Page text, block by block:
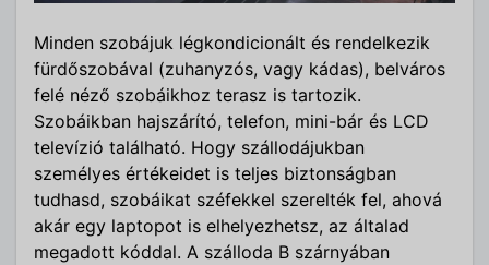
Minden szobájuk légkondicionált és rendelkezik
fürdőszobával (zuhanyzós, vagy kádas), belváros
felé néző szobáikhoz terasz is tartozik.
Szobáikban hajszárító, telefon, mini-bár és LCD
televízió található. Hogy szállodájukban
személyes értékeidet is teljes biztonságban
tudhasd, szobáikat széfekkel szerelték fel, ahová
akár egy laptopot is elhelyezhetsz, az általad
megadott kóddal. A szálloda B szárnyában